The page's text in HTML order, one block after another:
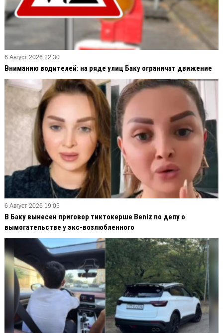
6 Август 2026 22:30
Вниманию водителей: на ряде улиц Баку ограничат движение
6 Август 2026 19:05
В Баку вынесен приговор тиктокерше Beniz по делу о
вымогательстве у экс-возлюбленного